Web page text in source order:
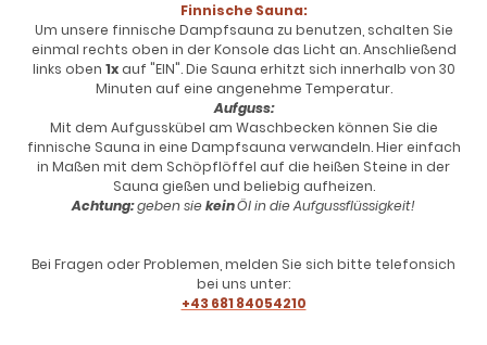
Finnische Sauna:
Um unsere finnische Dampfsauna zu benutzen, schalten Sie
einmal rechts oben in der Konsole das Licht an. Anschließend
links oben 1xauf "EIN". Die Sauna erhitzt sich innerhalb von 30
Minuten auf eine angenehme Temperatur.
Aufguss:
Mit dem Aufgusskübel am Waschbecken können Sie die
finnische Sauna in eine Dampfsauna verwandeln. Hier einfach
in Maßen mit dem Schöpflöffel auf die heißen Steine in der
Sauna gießen und beliebig aufheizen.
Achtung:geben siekeinÖl in die Aufgussflüssigkeit!
Bei Fragen oder Problemen, melden Sie sich bitte telefonsich
bei uns unter:
+43 681 84054210